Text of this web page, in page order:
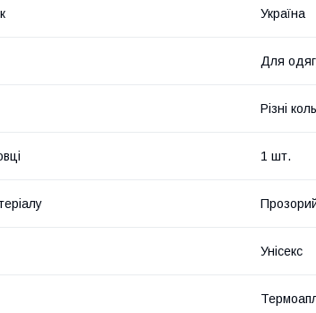
Україна
Для
Різні
1 шт.
Унісекс